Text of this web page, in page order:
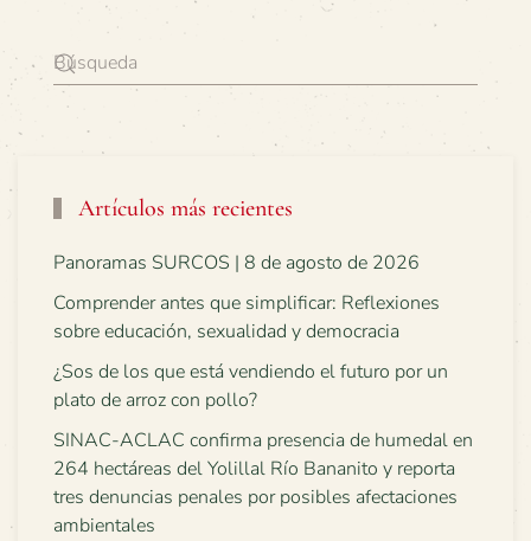
Artículos más recientes
Panoramas SURCOS | 8 de agosto de 2026
Comprender antes que simplificar: Reflexiones
sobre educación, sexualidad y democracia
¿Sos de los que está vendiendo el futuro por un
plato de arroz con pollo?
SINAC-ACLAC confirma presencia de humedal en
264 hectáreas del Yolillal Río Bananito y reporta
tres denuncias penales por posibles afectaciones
ambientales